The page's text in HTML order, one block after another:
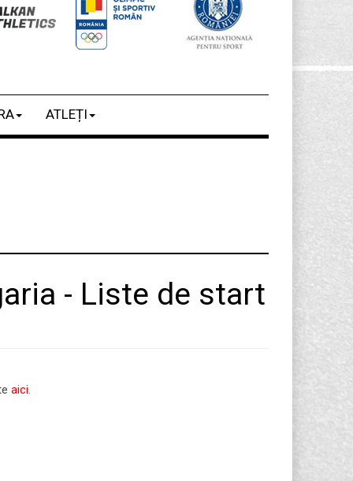
ATLEȚI
- Liste de start
aici.